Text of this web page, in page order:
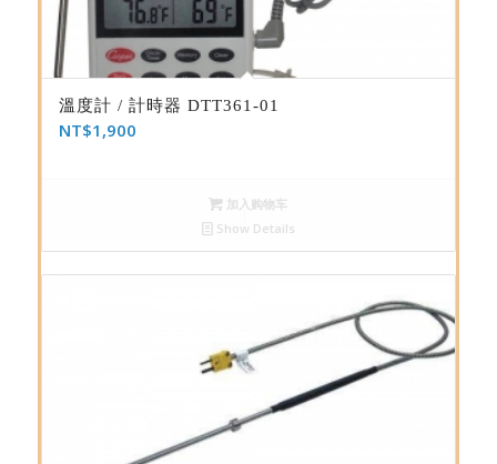
溫度計 / 計時器 DTT361-01
NT$1,900
加入购物车
Show Details